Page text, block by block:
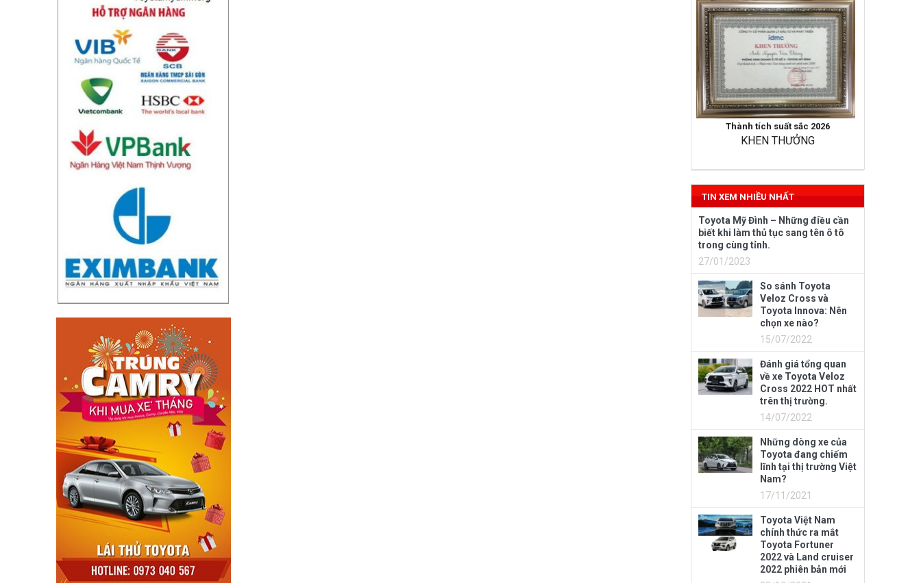
Thành tích suất sắc 2026
KHEN THƯỞNG
TIN XEM NHIỀU NHẤT
Toyota Mỹ Đình – Những điều cần
biết khi làm thủ tục sang tên ô tô
trong cùng tỉnh.
27/01/2023
So sánh Toyota
Veloz Cross và
Toyota Innova: Nên
chọn xe nào?
15/07/2022
Đánh giá tổng quan
về xe Toyota Veloz
Cross 2022 HOT nhất
trên thị trường.
14/07/2022
Những dòng xe của
Toyota đang chiếm
lĩnh tại thị trường Việt
Nam?
17/11/2021
Toyota Việt Nam
chính thức ra mắt
Toyota Fortuner
2022 và Land cruiser
2022 phiên bản mới